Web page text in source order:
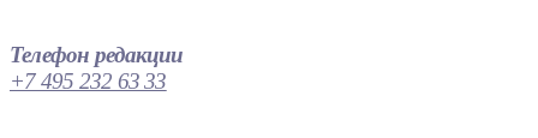
Телефон редакции
+7 495 232 63 33